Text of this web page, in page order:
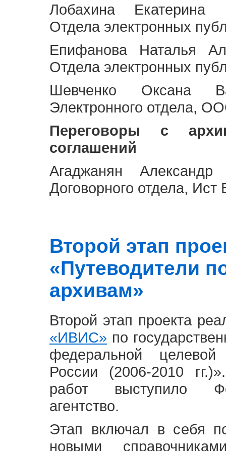
Лобахина Екатерина
Отдела электронных
Епифанова Наталья
Отдела электронных
Шевченко Оксана
Электронного отдела,
Переговоры с
соглашений
Агаджанян Александр
Договорного отдела,
Второй этап
«Путеводители
архивам»
Второй этап проекта
«ИВИС» по
федеральной
России (2006-2010
работ выступило
агентство.
Этап включал в себя
новыми